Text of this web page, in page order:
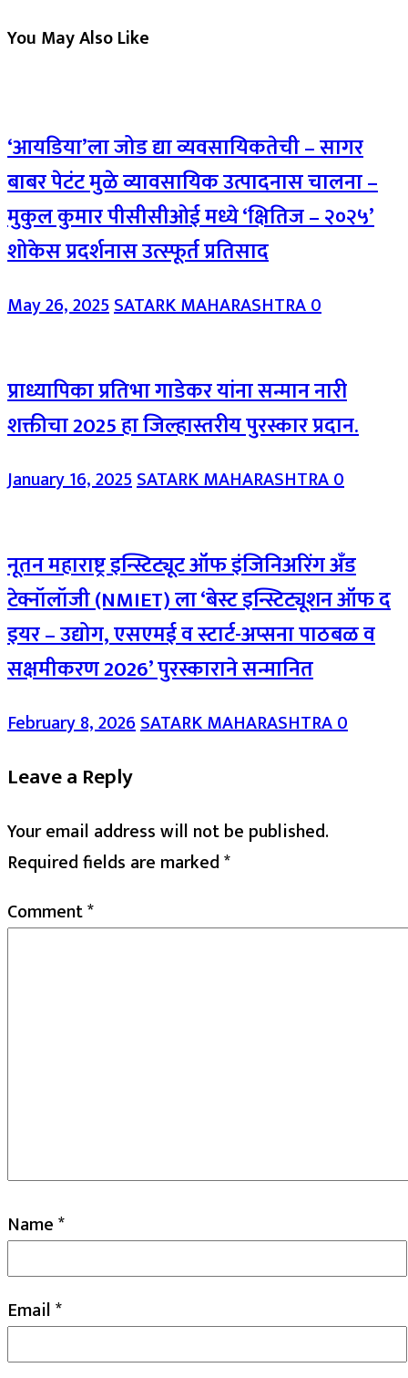
You May Also Like
‘आयडिया’ला जोड द्या व्यवसायिकतेची – सागर
बाबर पेटंट मुळे व्यावसायिक उत्पादनास चालना –
मुकुल कुमार पीसीसीओई मध्ये ‘क्षितिज – २०२५’
शोकेस प्रदर्शनास उत्स्फूर्त प्रतिसाद
May 26, 2025SATARK MAHARASHTRA0
प्राध्यापिका प्रतिभा गाडेकर यांना सन्मान नारी
शक्तीचा 2025 हा जिल्हास्तरीय पुरस्कार प्रदान.
January 16, 2025SATARK MAHARASHTRA0
नूतन महाराष्ट्र इन्स्टिट्यूट ऑफ इंजिनिअरिंग अँड
टेक्नॉलॉजी (NMIET) ला ‘बेस्ट इन्स्टिट्यूशन ऑफ द
इयर – उद्योग, एसएमई व स्टार्ट-अप्सना पाठबळ व
सक्षमीकरण 2026’ पुरस्काराने सन्मानित
February 8, 2026SATARK MAHARASHTRA0
Leave a Reply
Your email address will not be published.
Required fields are marked*
Comment*
Name*
Email*